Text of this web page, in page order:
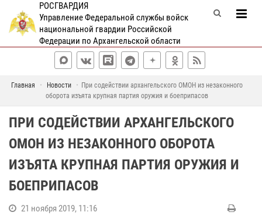
РОСГВАРДИЯ
Управление Федеральной службы войск
национальной гвардии Российской
Федерации по Архангельской области
Главная Новости
При содействии архангельского ОМОН из незаконного
оборота изъята крупная партия оружия и боеприпасов
ПРИ СОДЕЙСТВИИ АРХАНГЕЛЬСКОГО
ОМОН ИЗ НЕЗАКОННОГО ОБОРОТА
ИЗЪЯТА КРУПНАЯ ПАРТИЯ ОРУЖИЯ И
БОЕПРИПАСОВ
21 ноября 2019, 11:16